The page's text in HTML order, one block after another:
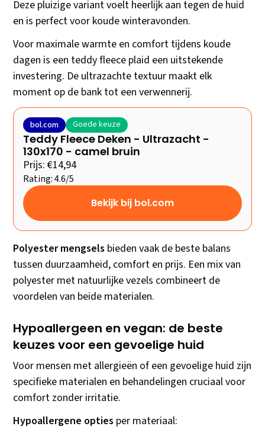
Deze pluizige variant voelt heerlijk aan tegen de huid
en is perfect voor koude winteravonden.
Voor maximale warmte en comfort tijdens koude
dagen is een teddy fleece plaid een uitstekende
investering. De ultrazachte textuur maakt elk
moment op de bank tot een verwennerij.
bol.com Goede keuze
Teddy Fleece Deken - Ultrazacht -
130x170 - camel bruin
Prijs: €14,94
Rating: 4.6/5
Bekijk bij bol.com
Polyester mengsels bieden vaak de beste balans
tussen duurzaamheid, comfort en prijs. Een mix van
polyester met natuurlijke vezels combineert de
voordelen van beide materialen.
Hypoallergeen en vegan: de beste
keuzes voor een gevoelige huid
Voor mensen met allergieën of een gevoelige huid zijn
specifieke materialen en behandelingen cruciaal voor
comfort zonder irritatie.
Hypoallergene opties per materiaal: